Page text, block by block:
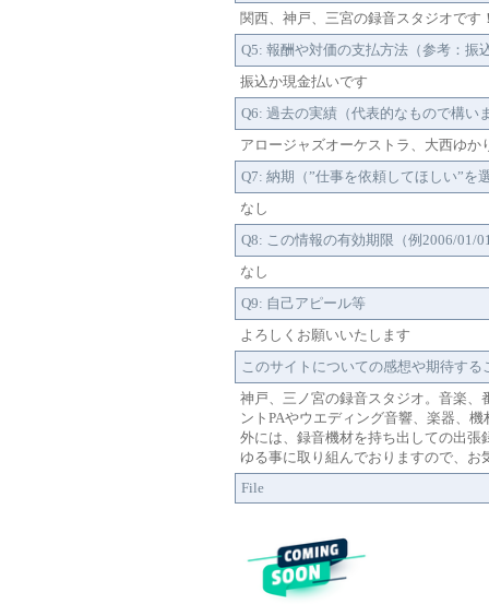
関西、神戸、三宮の録音スタジオです
Q5: 報酬や対価の支払方法（参考：振
振込か現金払いです
Q6: 過去の実績（代表的なもので構い
アロージャズオーケストラ、大西ゆか
Q7: 納期（”仕事を依頼してほしい”を
なし
Q8: この情報の有効期限（例2006/01/
なし
Q9: 自己アピール等
よろしくお願いいたします
このサイトについての感想や期待する
神戸、三ノ宮の録音スタジオ。音楽
ントPAやウエディング音響、楽器、
外には、録音機材を持ち出しての出
ゆる事に取り組んでおりますので、お
File